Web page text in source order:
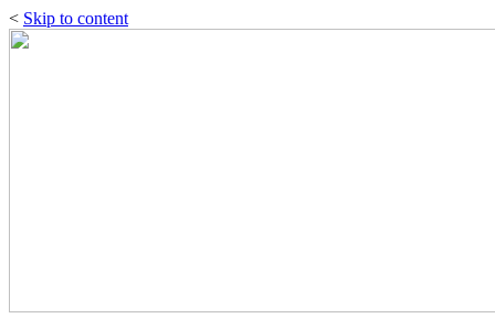
< Skip to content